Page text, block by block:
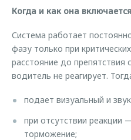
Когда и как она
Система работает
фазу только при
расстояние до препятствия
водитель не реагирует.
подает визуальный и
при отсутствии реакции
торможение;